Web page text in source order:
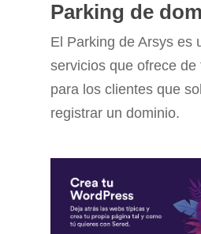
Parking de
El Parking de Arsys es
servicios que ofrece de
para los clientes que
registrar un dominio.